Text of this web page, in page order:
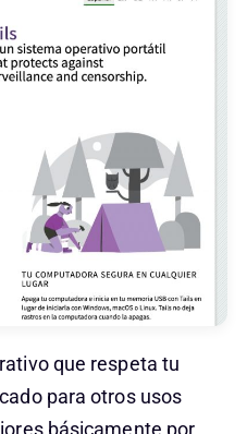
que respeta tu
para otros usos
básicamente por